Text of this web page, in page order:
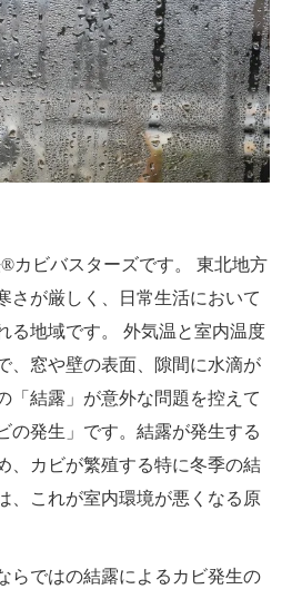
カビバスターズです。 東北地方
さが厳しく、日常生活において
る地域です。 外気温と室内温度
、窓や壁の表面、隙間に水滴が
「結露」が意外な問題を控えて
の発生」です。結露が発生する
、カビが繁殖する特に冬季の結
、これが室内環境が悪くなる原
らではの結露によるカビ発生の